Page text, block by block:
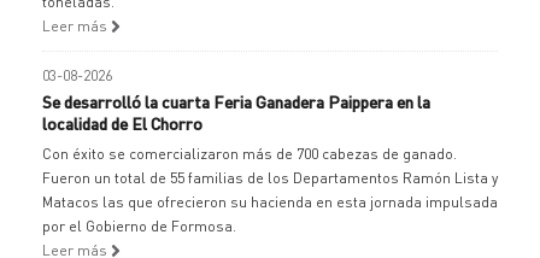
Leer más
03-08-2026
Se desarrolló la cuarta Feria Ganadera Paippera en la
localidad de El Chorro
Con éxito se comercializaron más de 700 cabezas de ganado.
Fueron un total de 55 familias de los Departamentos Ramón Lista y
Matacos las que ofrecieron su hacienda en esta jornada impulsada
por el Gobierno de Formosa.
Leer más